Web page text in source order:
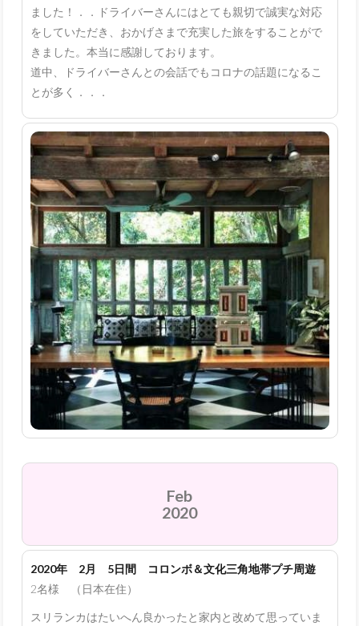
ました！．．ドライバーさんにはとても親切で誠実な対応
をしていただき、おかげさまで充実した旅をすることがで
きました。本当に感謝しております。
道中、ドライバーさんとの会話でもコロナの話題になるこ
とが多く．．．
Feb
2020
2020年 2月 5日間 コロンボ＆文化三角地帯プチ周遊
2名様 （日本在住）
スリランカはたいへん良かったと家内と改めて思っていま